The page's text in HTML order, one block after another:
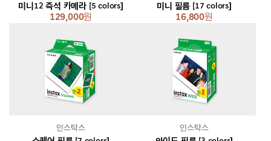
미니12 즉석 카메라 [5 colors]
129,000원
미니 필름 [17 colors]
16,800원
인스탁스 인스탁스